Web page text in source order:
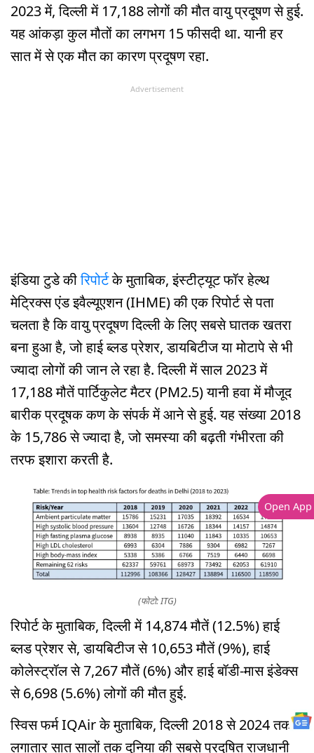
2023 में, दिल्ली में 17,188 लोगों की मौत वायु प्रदूषण से हुई.
यह आंकड़ा कुल मौतों का लगभग 15 फीसदी था. यानी हर
सात में से एक मौत का कारण प्रदूषण रहा.
Advertisement
इंडिया टुडे कीरिपोर्टके मुताबिक, इंस्टीट्यूट फॉर हेल्थ
मेट्रिक्स एंड इवैल्यूएशन (IHME) की एक रिपोर्ट से पता
चलता है कि वायु प्रदूषण दिल्ली के लिए सबसे घातक खतरा
बना हुआ है, जो हाई ब्लड प्रेशर, डायबिटीज या मोटापे से भी
ज्यादा लोगों की जान ले रहा है. दिल्ली में साल 2023 में
17,188 मौतें पार्टिकुलेट मैटर (PM2.5) यानी हवा में मौजूद
बारीक प्रदूषक कण के संपर्क में आने से हुई. यह संख्या 2018
के 15,786 से ज्यादा है, जो समस्या की बढ़ती गंभीरता की
तरफ इशारा करती है.
(फोटो: ITG)
रिपोर्ट के मुताबिक, दिल्ली में 14,874 मौतें (12.5%) हाई
ब्लड प्रेशर से, डायबिटीज से 10,653 मौतें (9%), हाई
कोलेस्ट्रॉल से 7,267 मौतें (6%) और हाई बॉडी-मास इंडेक्स
से 6,698 (5.6%) लोगों की मौत हुई.
स्विस फर्म IQAir के मुताबिक, दिल्ली 2018 से 2024 तक
लगातार सात सालों तक दुनिया की सबसे प्रदूषित राजधानी
Open App